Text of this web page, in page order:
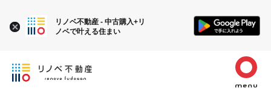
リノベ不動産 - 中古購入+リ
ノベで叶える住まい